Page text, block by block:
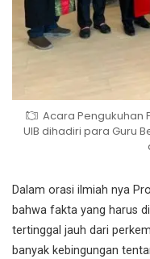
Acara Pengukuhan
UIB dihadiri para Guru
Dalam orasi ilmiah nya
bahwa fakta yang harus
tertinggal jauh dari
banyak kebingungan